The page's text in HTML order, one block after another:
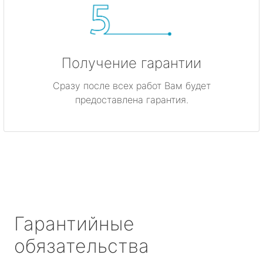
Получение гарантии
Сразу после всех работ Вам будет
предоставлена гарантия.
Гарантийные
обязательства